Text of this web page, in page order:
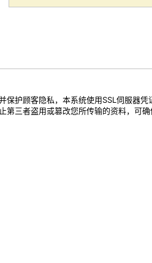
保护顾客隐私，本系统使用SSL伺服器
第三者盗用或篡改您所传输的资料，可